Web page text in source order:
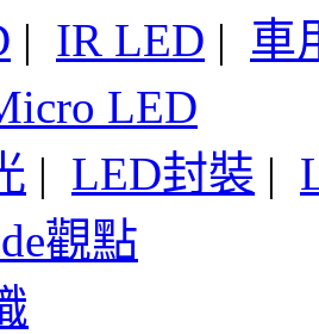
| IR LED | 車
LED
| LED封裝 |
觀點